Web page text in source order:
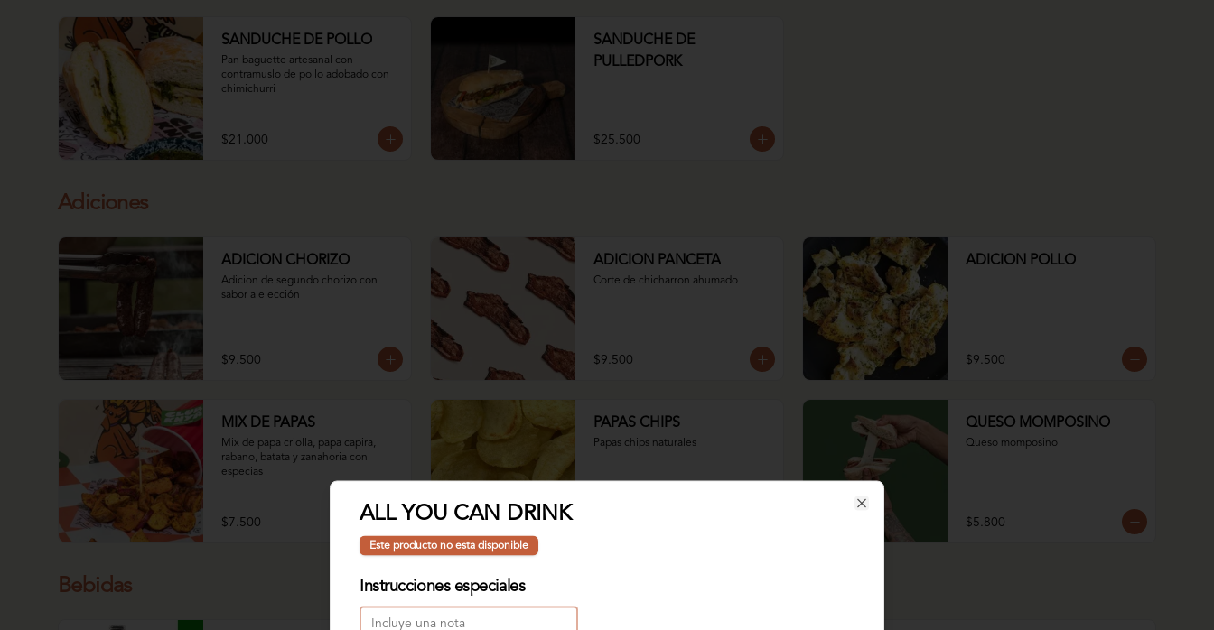
SANDUCHE DE POLLO
Pan baguette artesanal con
contramuslo de pollo adobado con
chimichurri
$21.000
SANDUCHE DE
PULLEDPORK
$25.500
Adiciones
ADICION CHORIZO
Adicion de segundo chorizo con
sabor a elección
$9.500
ADICION PANCETA
Corte de chicharron ahumado
$9.500
ADICION POLLO
$9.500
MIX DE PAPAS
Mix de papa criolla, papa capira,
rabano, batata y zanahoria con
especias
$7.500
PAPAS CHIPS
Papas chips naturales
QUESO MOMPOSINO
Queso momposino
$5.800
Bebidas
ALL YOU CAN DRINK
Este producto no esta disponible
Instrucciones especiales